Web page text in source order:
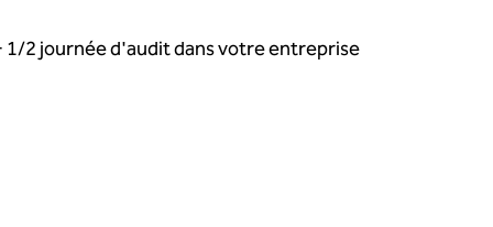
1/2 journée d'audit dans votre entreprise